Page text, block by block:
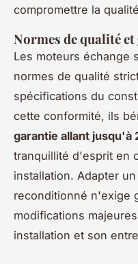
compromettre la
Normes de qualité
Les moteurs échange
normes de qualité
spécifications du
cette conformité, ils
garantie allant jusqu'à
tranquillité d'esprit en
installation. Adapter
reconditionné n'exige
modifications
installation et son